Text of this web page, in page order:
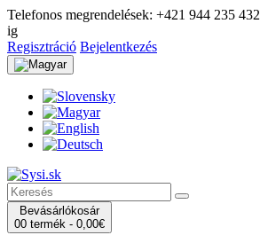
Telefonos megrendelések: +421 944 235 432
ig
Regisztráció Bejelentkezés
Bevásárlókosár
00 termék - 0,00€